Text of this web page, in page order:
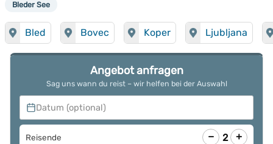
Bleder See
Bled Bovec Koper Ljubljana
Angebot anfragen
Sag uns wann du reist – wir helfen bei der Auswahl
Datum (optional)
Reisende − 2 +